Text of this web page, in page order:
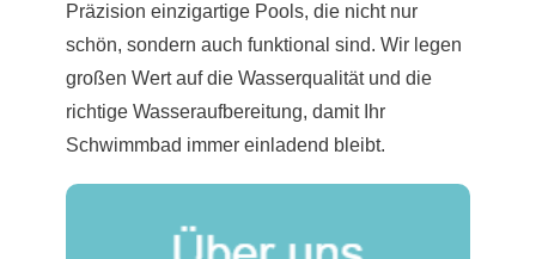
Präzision einzigartige Pools, die nicht nur
schön, sondern auch funktional sind. Wir legen
großen Wert auf die Wasserqualität und die
richtige Wasseraufbereitung, damit Ihr
Schwimmbad immer einladend bleibt.